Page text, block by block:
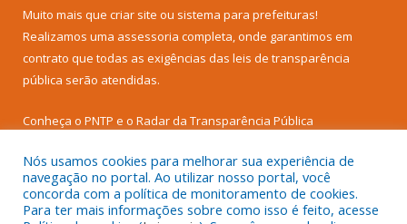
Muito mais que criar site ou sistema para prefeituras!
Realizamos uma assessoria completa, onde garantimos em
contrato que todas as exigências das leis de transparência
pública serão atendidas.
Conheça o PNTP e o Radar da Transparência Pública
Todos os direitos reservados a Câmara Municipal de Senador
Nós usamos cookies para melhorar sua experiência de
navegação no portal. Ao utilizar nosso portal, você
concorda com a política de monitoramento de cookies.
Para ter mais informações sobre como isso é feito, acesse